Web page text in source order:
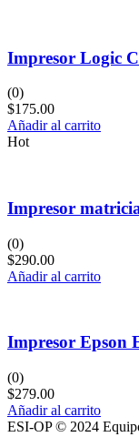
Impresor Logic
(0)
$175.00
Añadir al carrito
Hot
Impresor
(0)
$290.00
Añadir al carrito
Impresor Epson
(0)
$279.00
Añadir al carrito
ESI-OP © 2024